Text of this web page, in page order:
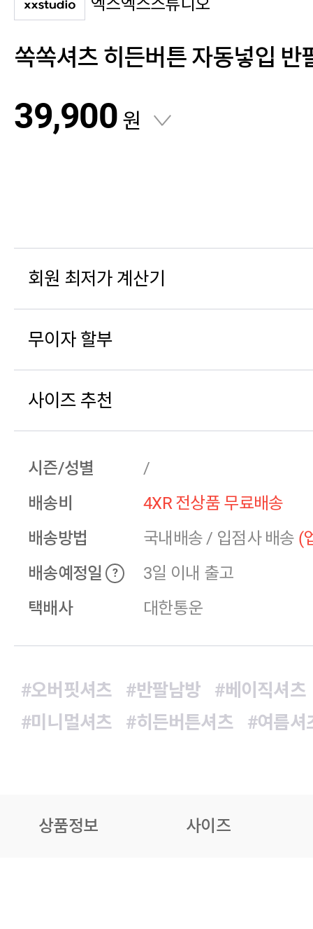
엑스엑스스튜디오
쏙쏙셔츠 히든버튼 자동넣입 반
39,900 원
회원 최저가 계산기
무이자 할부
사이즈 추천
시즌/성별
/
배송비
4XR 전상품 무료배송
배송방법
국내배송 / 입점사 배송 (
배송예정일
?
3일 이내 출고
택배사
대한통운
#오버핏셔츠 #반팔남방
#베이직셔츠
#미니멀셔츠
#히든버튼셔츠 #여름셔
상품정보 사이즈